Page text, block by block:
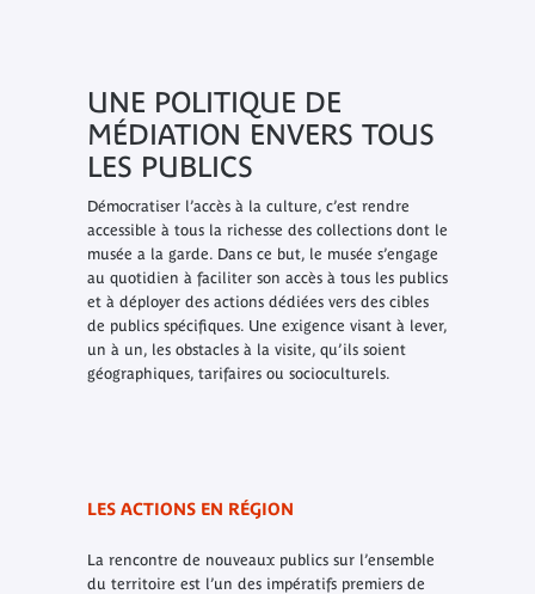
UNE POLITIQUE DE
MÉDIATION ENVERS TOUS
LES PUBLICS
Démocratiser l’accès à la culture, c’est rendre
accessible à tous la richesse des collections dont le
musée a la garde. Dans ce but, le musée s’engage
au quotidien à faciliter son accès à tous les publics
et à déployer des actions dédiées vers des cibles
de publics spécifiques. Une exigence visant à lever,
un à un, les obstacles à la visite, qu’ils soient
géographiques, tarifaires ou socioculturels.
LES ACTIONS EN RÉGION
La rencontre de nouveaux publics sur l’ensemble
du territoire est l’un des impératifs premiers de